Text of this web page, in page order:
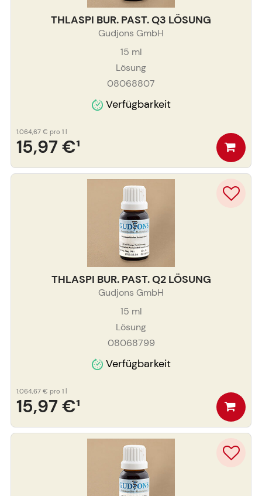
THLASPI BUR. PAST. Q3 LÖSUNG
Gudjons GmbH
15 ml
Lösung
08068807
Verfügbarkeit
15,97 €¹
1.064,67 € pro 1 l
THLASPI BUR. PAST. Q2 LÖSUNG
Gudjons GmbH
15 ml
Lösung
08068799
Verfügbarkeit
15,97 €¹
1.064,67 € pro 1 l